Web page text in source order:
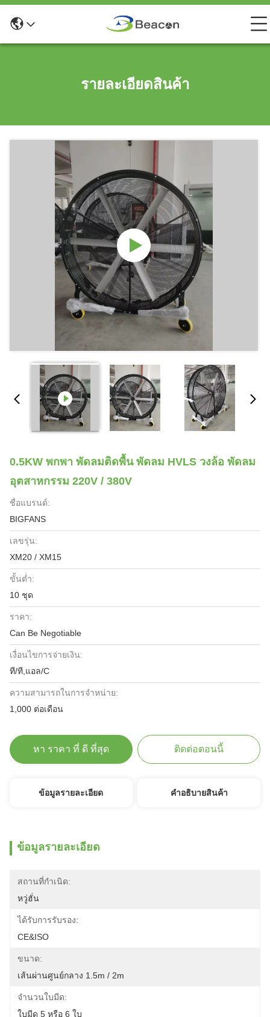
รายละเอียดสินค้า
0.5KW พกพา พัดลมติดพื้น พัดลม HVLS วงล้อ พัดลม
อุตสาหกรรม 220V / 380V
ชื่อแบรนด์:
BIGFANS
เลขรุ่น:
XM20 / XM15
ขั้นต่ำ:
10 ชุด
ราคา:
Can Be Negotiable
เงื่อนไขการจ่ายเงิน:
ที/ที,แอล/C
ความสามารถในการจําหน่าย:
1,000 ต่อเดือน
หา ราคา ที่ ดี ที่สุด ติดต่อตอนนี้
ข้อมูลรายละเอียด คําอธิบายสินค้า
ข้อมูลรายละเอียด
สถานที่กำเนิด:
หวู่ฮั่น
ได้รับการรับรอง:
CE&ISO
ขนาด:
เส้นผ่านศูนย์กลาง 1.5m / 2m
จำนวนใบมีด:
ใบมีด 5 หรือ 6 ใบ